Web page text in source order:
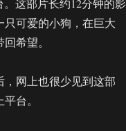
这部片长约12分钟的影
可爱的小狗，在巨大
希望。
网上也很少见到这部
台。